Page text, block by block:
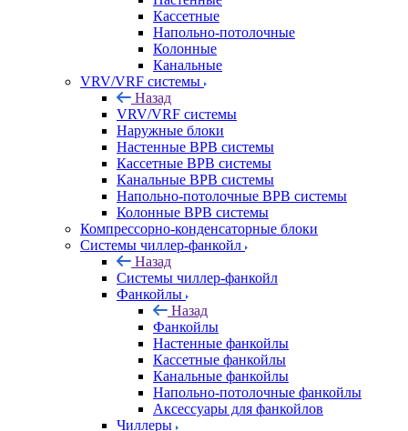
Кассетные
Напольно-потолочные
Колонные
Канальные
VRV/VRF системы
Назад
VRV/VRF системы
Наружные блоки
Настенные ВРВ системы
Кассетные ВРВ системы
Канальные ВРВ системы
Напольно-потолочные ВРВ системы
Колонные ВРВ системы
Компрессорно-конденсаторные блоки
Системы чиллер-фанкойл
Назад
Системы чиллер-фанкойл
Фанкойлы
Назад
Фанкойлы
Настенные фанкойлы
Кассетные фанкойлы
Канальные фанкойлы
Напольно-потолочные фанкойлы
Аксессуары для фанкойлов
Чиллеры